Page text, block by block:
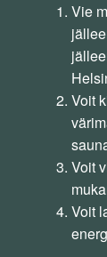
Vie
Voit
Voit
Voit